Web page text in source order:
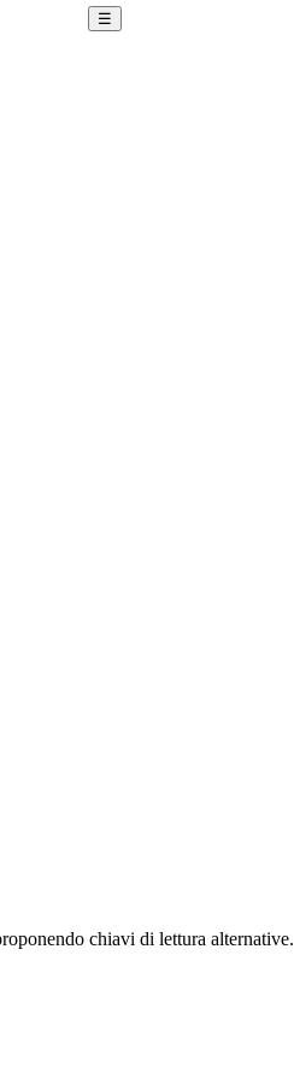
☰
chiavi di lettura alternative.